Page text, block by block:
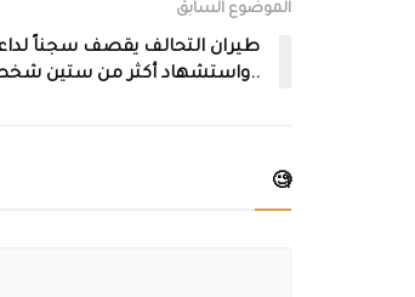
الموضوع السابق
طيران التحالف يقصف سجناً
..واستشهاد أكثر من ستين
🧐